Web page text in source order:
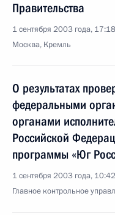
Правительства
1 сентября 2003 года, 17:18
Москва, Кремль
О результатах
федеральными
органами
Российской
программы «Юг
1 сентября 2003 года, 10:42
Главное контрольное